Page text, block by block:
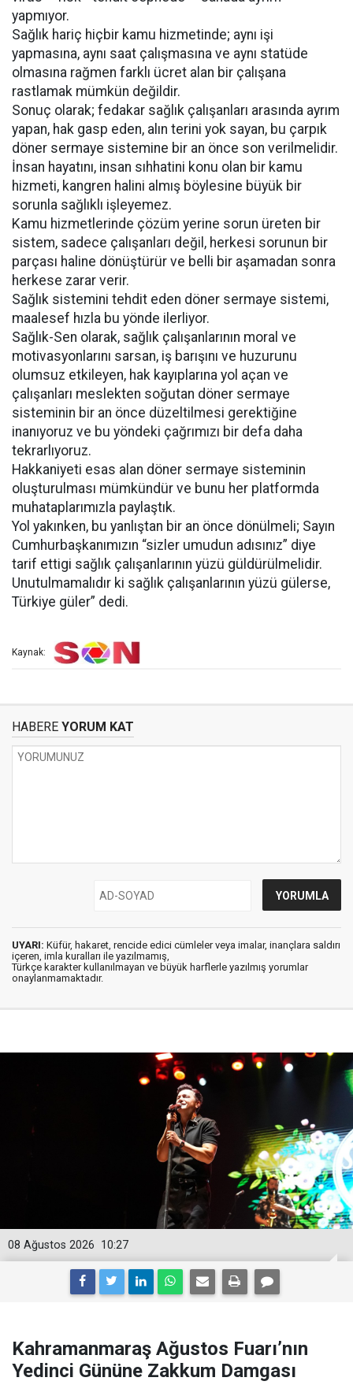
yapmıyor.
Sağlık hariç hiçbir kamu hizmetinde; aynı işi
yapmasına, aynı saat çalışmasına ve aynı statüde
olmasına rağmen farklı ücret alan bir çalışana
rastlamak mümkün değildir.
Sonuç olarak; fedakar sağlık çalışanları arasında ayrım
yapan, hak gasp eden, alın terini yok sayan, bu çarpık
döner sermaye sistemine bir an önce son verilmelidir.
İnsan hayatını, insan sıhhatini konu olan bir kamu
hizmeti, kangren halini almış böylesine büyük bir
sorunla sağlıklı işleyemez.
Kamu hizmetlerinde çözüm yerine sorun üreten bir
sistem, sadece çalışanları değil, herkesi sorunun bir
parçası haline dönüştürür ve belli bir aşamadan sonra
herkese zarar verir.
Sağlık sistemini tehdit eden döner sermaye sistemi,
maalesef hızla bu yönde ilerliyor.
Sağlık-Sen olarak, sağlık çalışanlarının moral ve
motivasyonlarını sarsan, iş barışını ve huzurunu
olumsuz etkileyen, hak kayıplarına yol açan ve
çalışanları meslekten soğutan döner sermaye
sisteminin bir an önce düzeltilmesi gerektiğine
inanıyoruz ve bu yöndeki çağrımızı bir defa daha
tekrarlıyoruz.
Hakkaniyeti esas alan döner sermaye sisteminin
oluşturulması mümkündür ve bunu her platformda
muhataplarımızla paylaştık.
Yol yakınken, bu yanlıştan bir an önce dönülmeli; Sayın
Cumhurbaşkanımızın “sizler umudun adısınız” diye
tarif ettigi sağlık çalışanlarının yüzü güldürülmelidir.
Unutulmamalıdır ki sağlık çalışanlarının yüzü gülerse,
Türkiye güler” dedi.
Kaynak:
HABERE YORUM KAT
UYARI: Küfür, hakaret, rencide edici cümleler veya imalar, inançlara saldırı
içeren, imla kuralları ile yazılmamış,
Türkçe karakter kullanılmayan ve büyük harflerle yazılmış yorumlar
onaylanmamaktadır.
10:27
08 Ağustos 2026
Kahramanmaraş Ağustos Fuarı’nın
Yedinci Gününe Zakkum Damgası